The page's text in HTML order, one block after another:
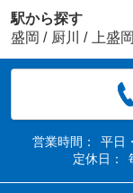
駅から探す
盛岡 / 厨川 / 上盛岡
営業時間：
平日
定休日：